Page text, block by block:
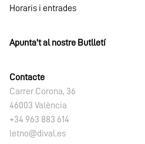
Horaris i entrades
Apunta't al nostre Butlletí
Contacte
Carrer Corona, 36
46003 València
+34 963 883 614
letno@dival.es